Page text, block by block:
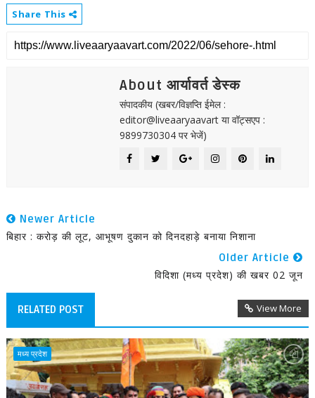
Share This
About आर्यावर्त डेस्क
संपादकीय (खबर/विज्ञप्ति ईमेल :
editor@liveaaryaavart या वॉट्सएप :
9899730304 पर भेजें)
Newer Article
बिहार : करोड़ की लूट, आभूषण दुकान को दिनदहाड़े बनाया निशाना
Older Article
विदिशा (मध्य प्रदेश) की खबर 02 जून
RELATED POST View More
मध्य प्रदेश